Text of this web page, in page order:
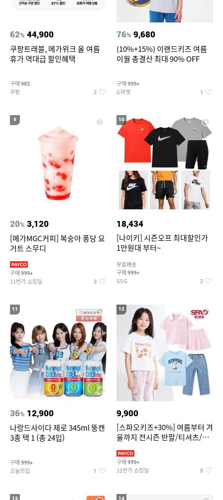
62% 44,900
쿠팡트래블, 메가위크 올 여름
휴가 역대급 할인혜택
구매 983
쿠팡 3
76% 9,680
(10%+15%) 이랜드키즈 여름
이월 총결산 최대 90% OFF
구매 999+
G마켓 1
9
20% 3,120
[메가MGC커피] 복숭아 퐁당 요
거트 스무디
구매 999+
11번가 쇼킹딜 3
10
18,434
[나이키] 시즌오프 최대할인가
1만원대 부터~
무료배송
구매 999+
SSG 2
11
36% 12,900
나랑드사이다 제로 345ml 뚱캔
3종 택 1 (총 24입)
구매 999+
오늘의집 1
12
9,900
[스파오키즈+30%] 여름부터 겨
울까지 전시즌 반팔/티셔츠/셋
구매 999+
11번가 쇼킹딜 8
13 14